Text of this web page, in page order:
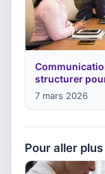
structurer
7 mars 2026
Pour aller